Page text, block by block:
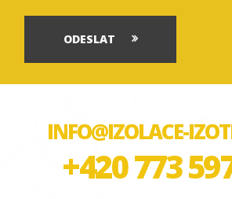
ODESLAT
INFO@IZOLACE-
+420 773